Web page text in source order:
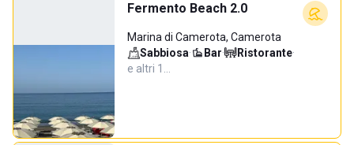
Fermento Beach 2.0
Marina di Camerota, Camerota
Sabbiosa· Bar· Ristorante·
e altri 1…